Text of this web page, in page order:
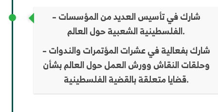
– شارك في تأسيس العديد من المؤسسات
الفلسطينية الشعبية حول العالم.
– شارك بفعالية في عشرات المؤتمرات والندوات
وحلقات النقاش وورش العمل حول العالم بشأن
قضايا متعلقة بالقضية الفلسطينية.